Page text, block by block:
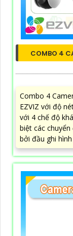
COMBO 4
Combo 4
EZVIZ với độ
với 4 chế độ
biệt các
bởi đầu ghi hình